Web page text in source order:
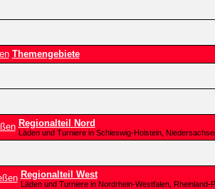
Themengebiete
Regionalteil Nord
Läden und Turniere in Schleswig-Holstein,
Regionalteil West
Läden und Turniere in Nordrhein-Westfalen, Rheinland-